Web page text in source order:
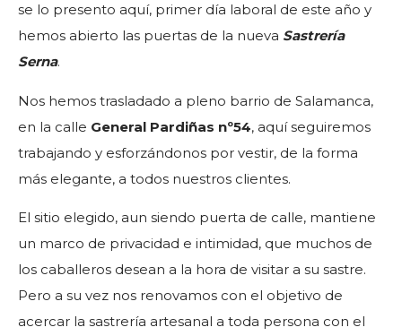
se lo presento aquí, primer día laboral de este año y
hemos abierto las puertas de la nueva Sastrería
Serna.
Nos hemos trasladado a pleno barrio de Salamanca,
en la calle General Pardiñas nº54, aquí seguiremos
trabajando y esforzándonos por vestir, de la forma
más elegante, a todos nuestros clientes.
El sitio elegido, aun siendo puerta de calle, mantiene
un marco de privacidad e intimidad, que muchos de
los caballeros desean a la hora de visitar a su sastre.
Pero a su vez nos renovamos con el objetivo de
acercar la sastrería artesanal a toda persona con el